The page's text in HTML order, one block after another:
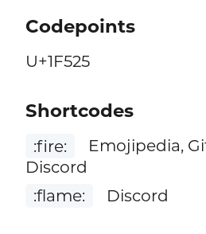
Codepoints
U+1F525
Shortcodes
:fire:
Emojipedia,
Discord
:flame:
Discord